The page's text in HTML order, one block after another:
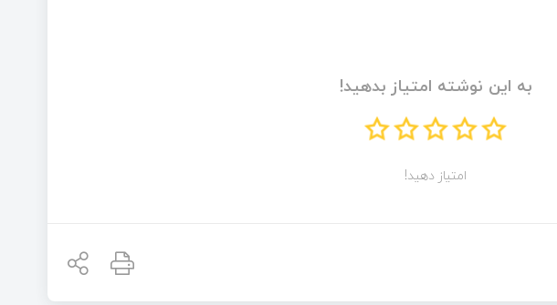
به این نوشته امتیاز بدهید!
امتیاز دهید!